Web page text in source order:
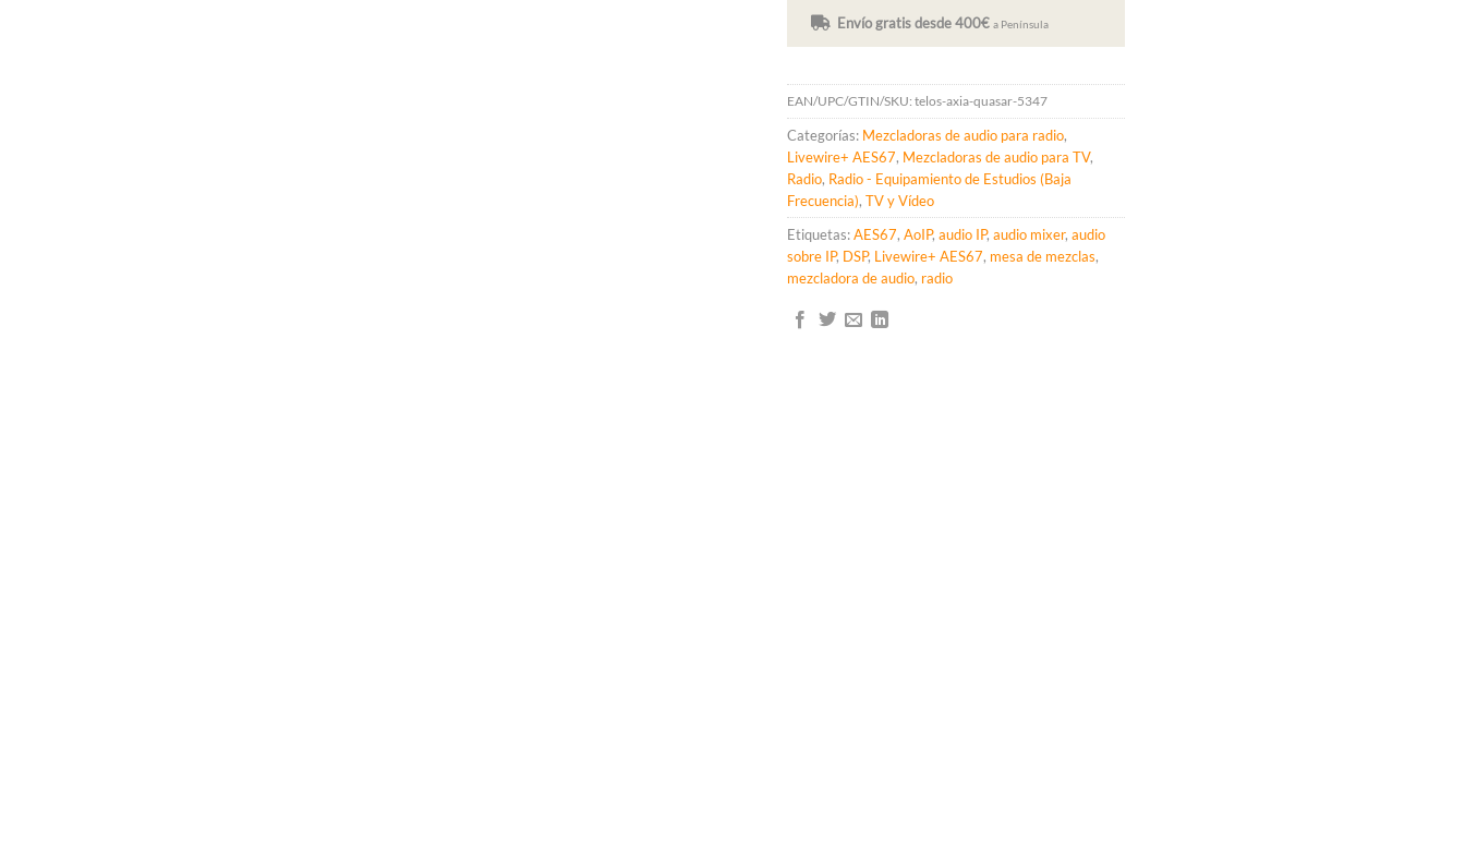
Envío gratis desde 400€ a Península
EAN/UPC/GTIN/SKU: telos-axia-quasar-5347
Categorías: Mezcladoras de audio para radio,
Livewire+ AES67, Mezcladoras de audio para TV,
Radio, Radio - Equipamiento de Estudios (Baja
Frecuencia), TV y Vídeo
Etiquetas:AES67, AoIP, audio IP, audio mixer, audio
sobre IP, DSP, Livewire+ AES67, mesa de mezclas,
mezcladora de audio, radio